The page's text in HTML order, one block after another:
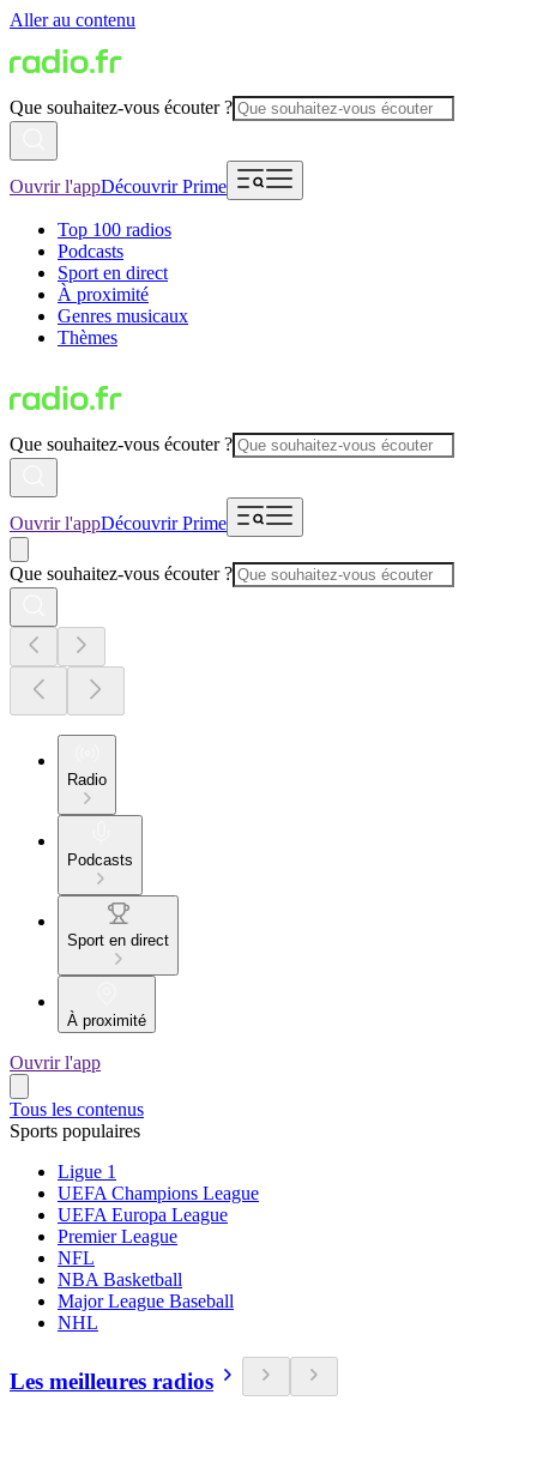
Aller au contenu
Que souhaitez-vous écouter ?
Ouvrir l'appDécouvrir Prime
Top 100 radios
Podcasts
Sport en direct
À proximité
Genres musicaux
Thèmes
Que souhaitez-vous écouter ?
Ouvrir l'appDécouvrir Prime
Que souhaitez-vous écouter ?
Radio
Podcasts
Sport en direct
À proximité
Ouvrir l'app
Tous les contenus
Sports populaires
Ligue 1
UEFA Champions League
UEFA Europa League
Premier League
NFL
NBA Basketball
Major League Baseball
NHL
Les meilleures radios